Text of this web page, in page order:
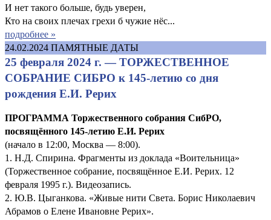
И нет такого больше, будь уверен,
Кто на своих плечах грехи б чужие нёс...
подробнее »
24.02.2024 ПАМЯТНЫЕ ДАТЫ
25 февраля 2024 г. — ТОРЖЕСТВЕННОЕ
СОБРАНИЕ СИБРО к 145-летию со дня
рождения Е.И. Рерих
ПРОГРАММА Торжественного собрания СибРО,
посвящённого 145-летию Е.И. Рерих
(начало в 12:00, Москва — 8:00).
1. Н.Д. Спирина. Фрагменты из доклада «Воительница»
(Торжественное собрание, посвящённое Е.И. Рерих. 12
февраля 1995 г.). Видеозапись.
2. Ю.В. Цыганкова. «Живые нити Света. Борис Николаевич
Абрамов о Елене Ивановне Рерих».